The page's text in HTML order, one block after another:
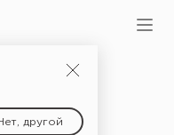
другой